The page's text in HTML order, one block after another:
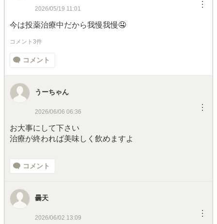
2026/05/19 11:01 ︙
今は投薬治療中だから我慢我慢🤤
コメント3件
コメント
うーちゃん
2026/06/06 06:36 ︙
お大事にして下さい
治療が終われば美味しく飲めますよ
コメント
曇天
2026/06/02 13:09 ︙